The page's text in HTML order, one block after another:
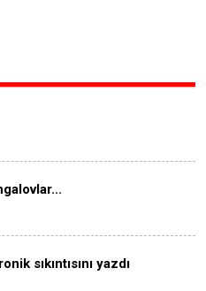
sıkıntısını yazdı